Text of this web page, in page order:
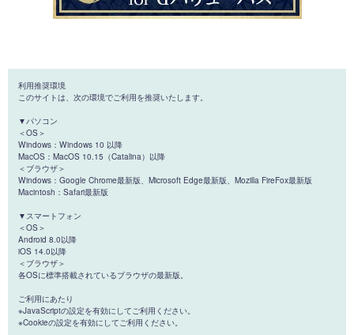
利用推奨環境
このサイトは、次の環境でご利用を推奨いたします。
▼パソコン
＜OS＞
Windows：Windows 10 以降
MacOS：MacOS 10.15（Catalina）以降
＜ブラウザ＞
Windows：Google Chrome最新版、Microsoft Edge最新版、Mozilla FireFox最新版
Macintosh：Safari最新版
▼スマートフォン
＜OS＞
Android 8.0以降
iOS 14.0以降
＜ブラウザ＞
各OSに標準搭載されているブラウザの最新版。
ご利用にあたり
※JavaScriptの設定を有効にしてご利用ください。
※Cookieの設定を有効にしてご利用ください。